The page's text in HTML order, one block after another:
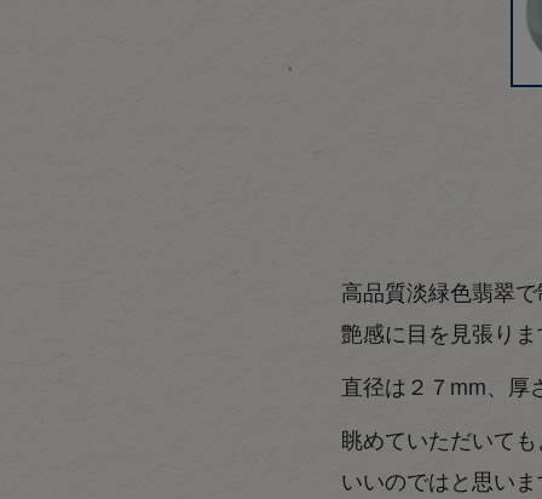
高品質淡緑色翡翠
艶感に目を見張り
直径は２７mm、厚
眺めていただいて
いいのではと思い